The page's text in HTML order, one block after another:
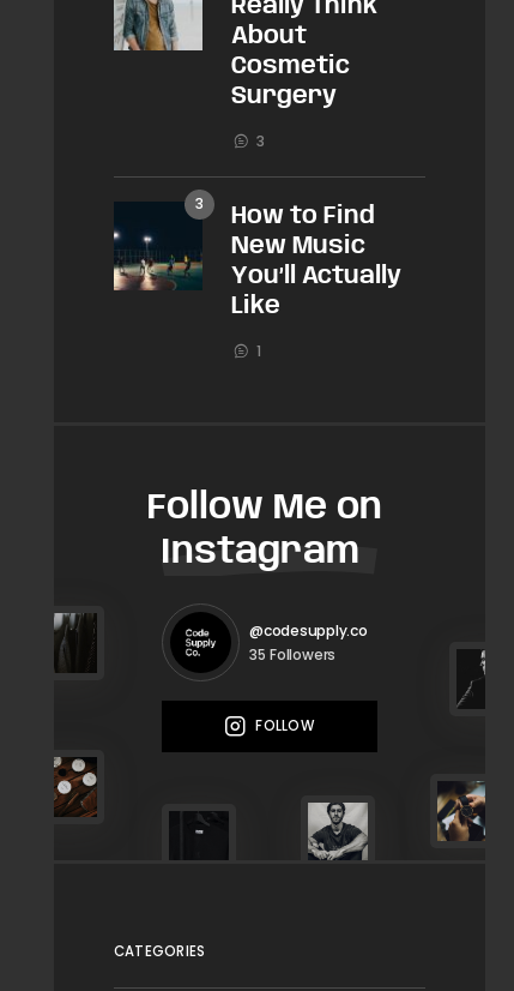
Really Think
About
Cosmetic
Surgery
3
How to Find
New Music
You’ll Actually
Like
1
Follow Me on
Instagram
@codesupply.co
35 Followers
FOLLOW
CATEGORIES